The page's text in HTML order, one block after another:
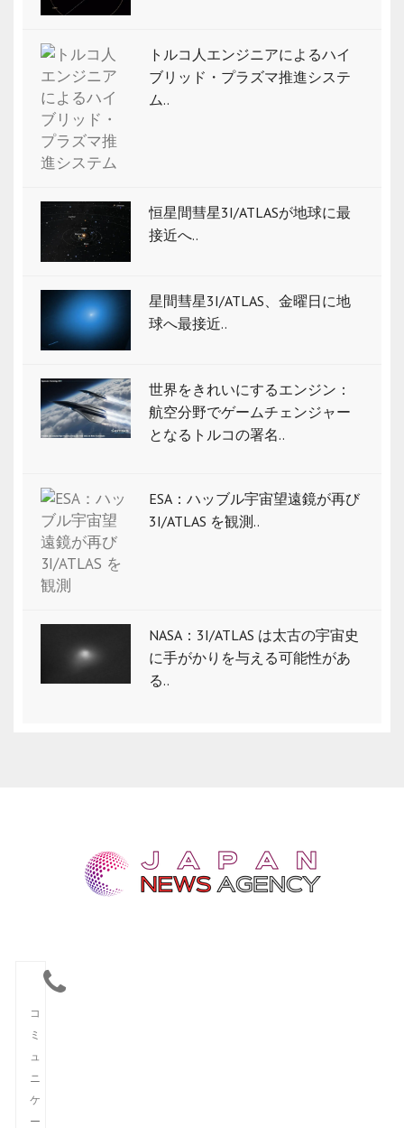
トルコ人エンジニアによるハイ
ブリッド・プラズマ推進システ
ム..
恒星間彗星3I/ATLASが地球に最
接近へ..
星間彗星3I/ATLAS、金曜日に地
球へ最接近..
世界をきれいにするエンジン：
航空分野でゲームチェンジャー
となるトルコの署名..
ESA：ハッブル宇宙望遠鏡が再び
3I/ATLAS を観測..
NASA：3I/ATLAS は太古の宇宙史
に手がかりを与える可能性があ
る..
コ
ミ
ュ
ニ
ケ
ー